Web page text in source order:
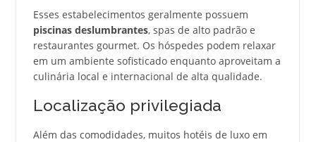
Esses estabelecimentos geralmente possuem
piscinas deslumbrantes, spas de alto padrão e
restaurantes gourmet. Os hóspedes podem relaxar
em um ambiente sofisticado enquanto aproveitam a
culinária local e internacional de alta qualidade.
Localização privilegiada
Além das comodidades, muitos hotéis de luxo em